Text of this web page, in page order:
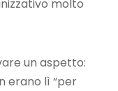
molto
un aspetto:
erano lì “per